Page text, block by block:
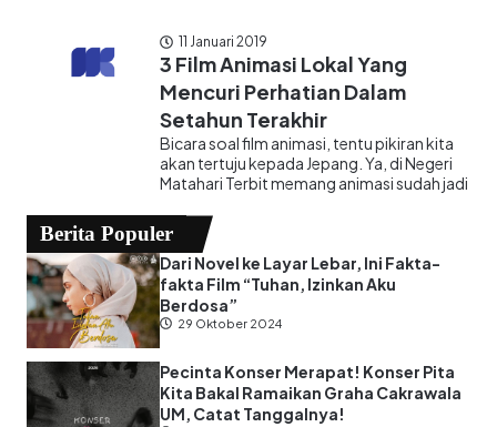
11 Januari 2019
3 Film Animasi Lokal Yang
Mencuri Perhatian Dalam
Setahun Terakhir
Bicara soal film animasi, tentu pikiran kita
akan tertuju kepada Jepang. Ya, di Negeri
Matahari Terbit memang animasi sudah jadi
Berita Populer
Dari Novel ke Layar Lebar, Ini Fakta-
fakta Film “Tuhan, Izinkan Aku
Berdosa”
29 Oktober 2024
Pecinta Konser Merapat! Konser Pita
Kita Bakal Ramaikan Graha Cakrawala
UM, Catat Tanggalnya!